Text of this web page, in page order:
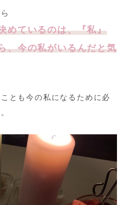
めているのは、『私』
、今の私がいるんだと気
とも今の私になるために必